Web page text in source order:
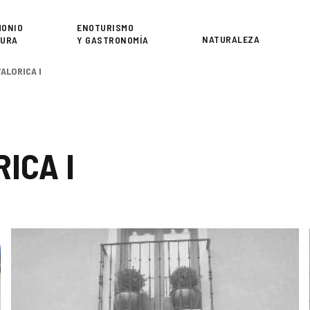
ENOTURISMO
Y GASTRONOMÍA
NATURALEZA
I
I